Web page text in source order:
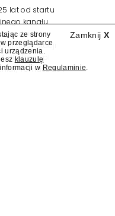
lat od startu
kanału
ten dzień
trasy stacji
dla Press.pl
Tomasz Lis i
Zamknij X
ze strony
przeglądarce
urządzenia.
klauzulę
w Regulaminie.